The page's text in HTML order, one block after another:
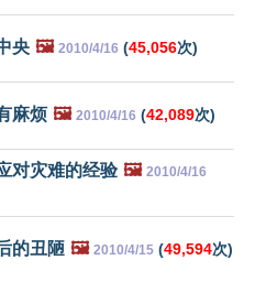
央 🖼️ 2010/4/16 (45,056次)
麻烦 🖼️ 2010/4/16 (42,089次)
对灾难的经验 🖼️ 2010/4/16
的丑陋 🖼️ 2010/4/15 (49,594次)